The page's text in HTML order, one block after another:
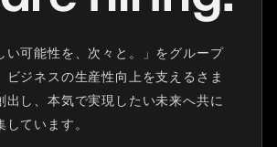
い可能性を、次々と。」をグループ
ビジネスの生産性向上を支えるさま
出し、本気で実現したい未来へ共に
ています。